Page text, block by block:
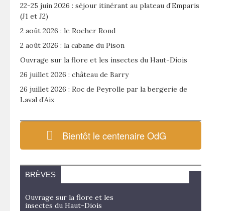
22-25 juin 2026 : séjour itinérant au plateau d’Emparis
(J1 et J2)
2 août 2026 : le Rocher Rond
2 août 2026 : la cabane du Pison
Ouvrage sur la flore et les insectes du Haut-Diois
26 juillet 2026 : château de Barry
26 juillet 2026 : Roc de Peyrolle par la bergerie de
Laval d’Aix
Bientôt le centenaire OdG
BRÈVES
Ouvrage sur la flore et les
insectes du Haut-Diois